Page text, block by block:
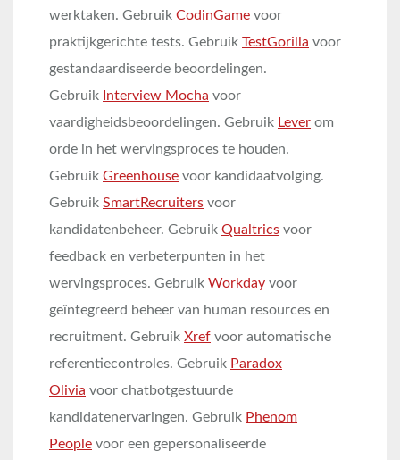
werktaken. Gebruik CodinGame voor
praktijkgerichte tests. Gebruik TestGorilla voor
gestandaardiseerde beoordelingen.
Gebruik Interview Mocha voor
vaardigheidsbeoordelingen. Gebruik Lever om
orde in het wervingsproces te houden.
Gebruik Greenhouse voor kandidaatvolging.
Gebruik SmartRecruiters voor
kandidatenbeheer. Gebruik Qualtrics voor
feedback en verbeterpunten in het
wervingsproces. Gebruik Workday voor
geïntegreerd beheer van human resources en
recruitment. Gebruik Xref voor automatische
referentiecontroles. Gebruik Paradox
Olivia voor chatbotgestuurde
kandidatenervaringen. Gebruik Phenom
People voor een gepersonaliseerde